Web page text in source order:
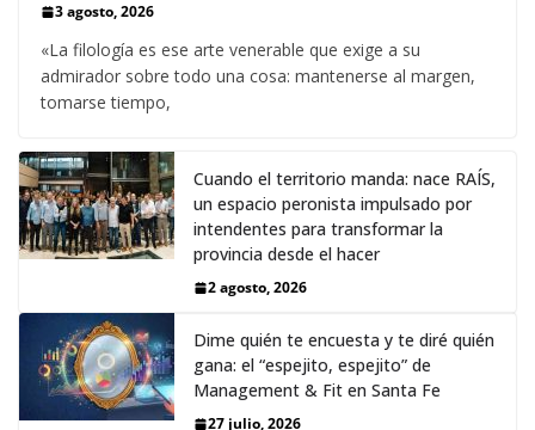
3 agosto, 2026
«La filología es ese arte venerable que exige a su
admirador sobre todo una cosa: mantenerse al margen,
tomarse tiempo,
Cuando el territorio manda: nace RAÍS,
un espacio peronista impulsado por
intendentes para transformar la
provincia desde el hacer
2 agosto, 2026
Dime quién te encuesta y te diré quién
gana: el “espejito, espejito” de
Management & Fit en Santa Fe
27 julio, 2026